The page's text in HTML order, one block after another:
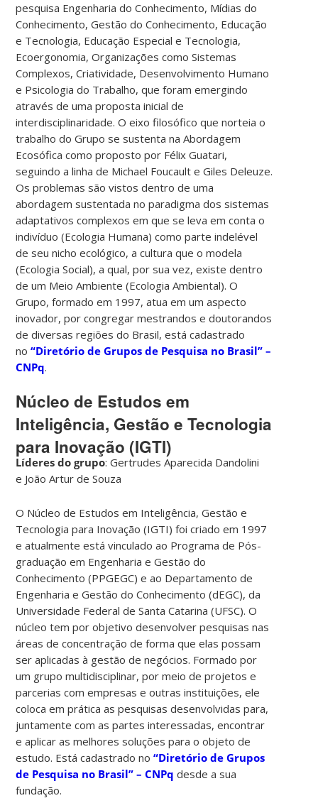
pesquisa Engenharia do Conhecimento, Mídias do
Conhecimento, Gestão do Conhecimento, Educação
e Tecnologia, Educação Especial e Tecnologia,
Ecoergonomia, Organizações como Sistemas
Complexos, Criatividade, Desenvolvimento Humano
e Psicologia do Trabalho, que foram emergindo
através de uma proposta inicial de
interdisciplinaridade. O eixo filosófico que norteia o
trabalho do Grupo se sustenta na Abordagem
Ecosófica como proposto por Félix Guatari,
seguindo a linha de Michael Foucault e Giles Deleuze.
Os problemas são vistos dentro de uma
abordagem sustentada no paradigma dos sistemas
adaptativos complexos em que se leva em conta o
indivíduo (Ecologia Humana) como parte indelével
de seu nicho ecológico, a cultura que o modela
(Ecologia Social), a qual, por sua vez, existe dentro
de um Meio Ambiente (Ecologia Ambiental). O
Grupo, formado em 1997, atua em um aspecto
inovador, por congregar mestrandos e doutorandos
de diversas regiões do Brasil, está cadastrado
no“Diretório de Grupos de Pesquisa no Brasil” –
CNPq.
Núcleo de Estudos em
Inteligência, Gestão e Tecnologia
para Inovação (IGTI)
Líderes do grupo: Gertrudes Aparecida Dandolini
e João Artur de Souza
O Núcleo de Estudos em Inteligência, Gestão e
Tecnologia para Inovação (IGTI) foi criado em 1997
e atualmente está vinculado ao Programa de Pós-
graduação em Engenharia e Gestão do
Conhecimento (PPGEGC) e ao Departamento de
Engenharia e Gestão do Conhecimento (dEGC), da
Universidade Federal de Santa Catarina (UFSC). O
núcleo tem por objetivo desenvolver pesquisas nas
áreas de concentração de forma que elas possam
ser aplicadas à gestão de negócios. Formado por
um grupo multidisciplinar, por meio de projetos e
parcerias com empresas e outras instituições, ele
coloca em prática as pesquisas desenvolvidas para,
juntamente com as partes interessadas, encontrar
e aplicar as melhores soluções para o objeto de
estudo. Está cadastrado no“Diretório de Grupos
de Pesquisa no Brasil” – CNPq desde a sua
fundação.